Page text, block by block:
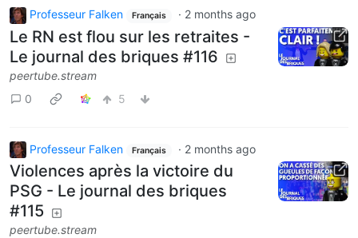
Professeur Falken Français · 2 months ago
Le RN est flou sur les retraites -
Le journal des briques #116
peertube.stream
0
5
Professeur Falken Français · 2 months ago
Violences après la victoire du
PSG - Le journal des briques
#115
peertube.stream